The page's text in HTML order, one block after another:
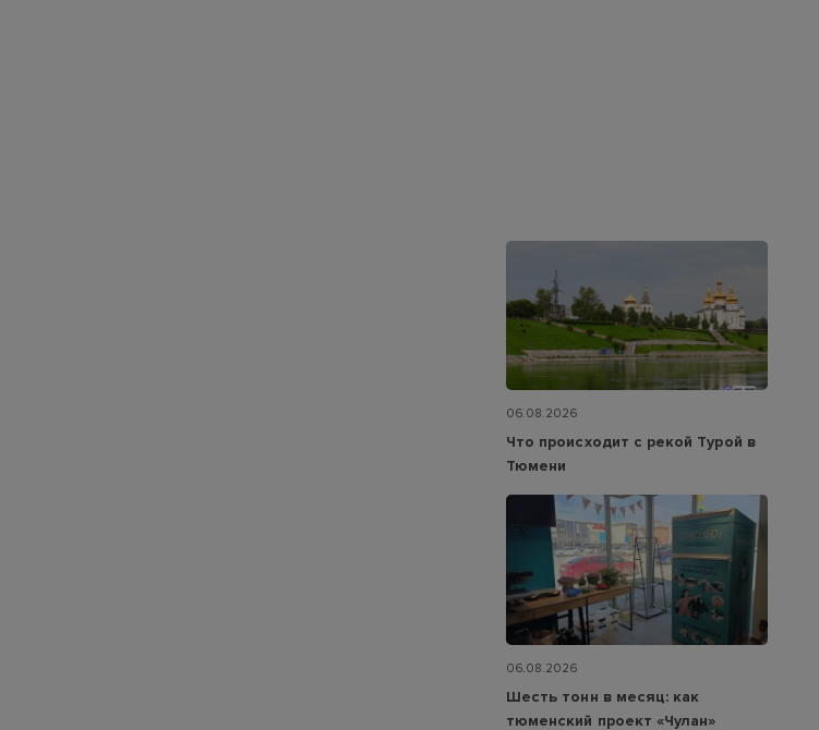
06.08.2026
Что происходит с рекой Турой в
Тюмени
06.08.2026
Шесть тонн в месяц: как
тюменский проект «Чулан»